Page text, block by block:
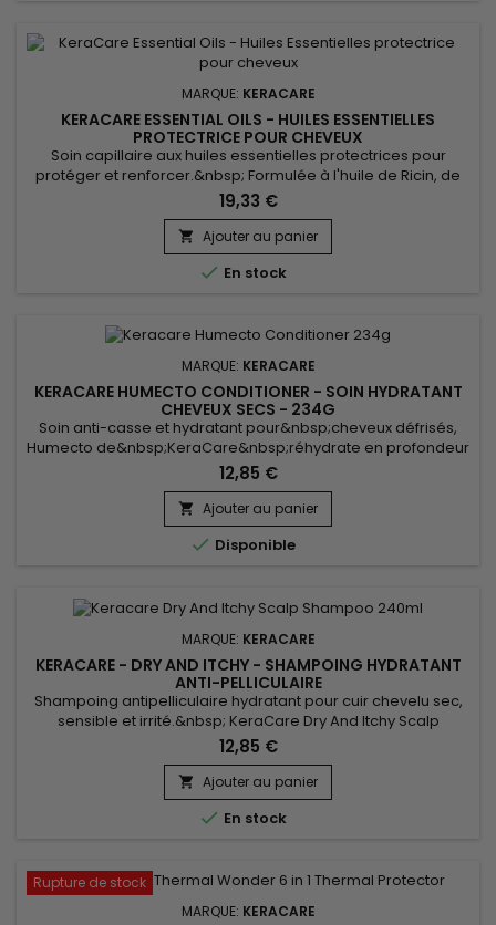
MARQUE: KERACARE
KERACARE ESSENTIAL OILS - HUILES ESSENTIELLES
PROTECTRICE POUR CHEVEUX
Soin capillaire aux huiles essentielles protectrices pour
protéger et renforcer.&nbsp; Formulée à l'huile de Ricin, de
noix de Coco, l'extrait de feuilles de Jojoba et d'Aloe Vera,
idéales pour nourrir et renforcer les cheveux.&nbsp; L'huile
de Ricin favorise la croissance des cheveux et les renforce
grâce à ses acides gras essentiels.&nbsp; L'huile de...
19,33 €
 Ajouter au panier
 En stock
MARQUE: KERACARE
KERACARE HUMECTO CONDITIONER - SOIN HYDRATANT
CHEVEUX SECS - 234G
Soin anti-casse et hydratant pour&nbsp;cheveux défrisés,
Humecto de&nbsp;KeraCare&nbsp;réhydrate en profondeur
et améliore la porosité des cuticules. &nbsp;Humecto fortifie
les cheveux cassants, leur donne douceur, maniabilité et
brillance. &nbsp;Cette formule au parfum super agréable
de&nbsp;KeraCare&nbsp;contribue réellement à prévenir
les pointes...
12,85 €
 Ajouter au panier
 Disponible
MARQUE: KERACARE
KERACARE - DRY AND ITCHY - SHAMPOING HYDRATANT
ANTI-PELLICULAIRE
Shampoing antipelliculaire hydratant pour cuir chevelu sec,
sensible et irrité.&nbsp; KeraCare Dry And Itchy Scalp
Shampoo nettoie en douceur, hydrate intensément et
démêle instantanément les cheveux tout en combattant de
manière efficace les démangeaisons, la desquamation du
cuir chevelu et régule la surproduction de sébum sans
laisser de film...
12,85 €
 Ajouter au panier
 En stock
Rupture de stock
MARQUE: KERACARE